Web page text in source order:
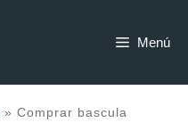
Menú
» Comprar bascula